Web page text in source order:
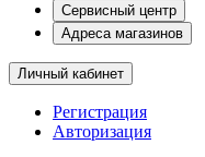
Сервисный центр
Адреса магазинов
Личный кабинет
Регистрация
Авторизация